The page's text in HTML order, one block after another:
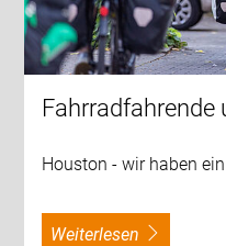
Fahrradfahrende
Houston - wir haben
weiterlesen